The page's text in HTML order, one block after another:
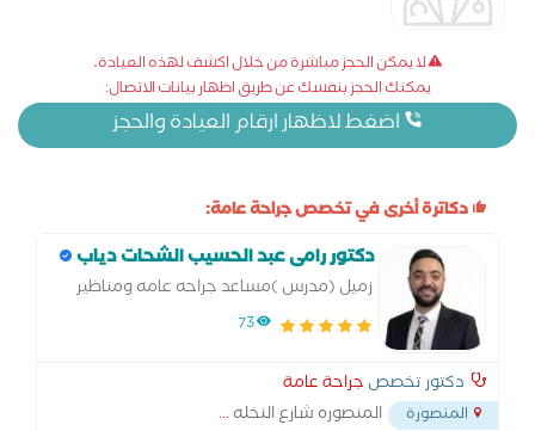
لا يمكن الحجز مباشرة من خلال اكشف لهذه العيادة،
يمكنك الحجز بنفسك عن طريق اظهار بيانات الاتصال:
اضغط لاظهار ارقام العيادة والحجز
دكاترة أخرى في تخصص جراحة عامة:
دكتور رامى عبد الحسيب الشحات دياب
زميل (مدرس )مساعد جراحه عامه ومناظير
وجراحه اورام وجهاز هضمي
73
دكتور تخصص جراحة عامة
المنصورة المنصوره شارع النخله...